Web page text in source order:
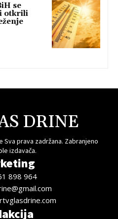
se
otkrili
DRINE
Sva prava zadržana. Zabranjeno
izdavača.
898 964